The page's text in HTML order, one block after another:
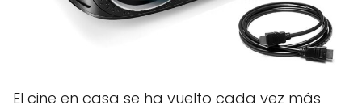
El cine en casa se ha vuelto cada vez más